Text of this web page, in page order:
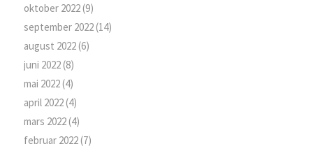
oktober 2022(9)
september 2022(14)
august 2022(6)
juni 2022(8)
mai 2022(4)
april 2022(4)
mars 2022(4)
februar 2022(7)